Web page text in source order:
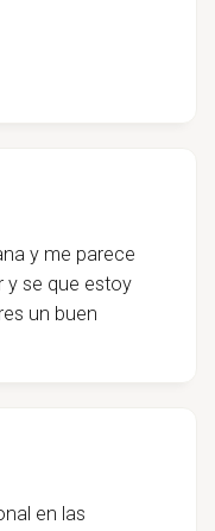
y me parece
y se que estoy
un buen
en las